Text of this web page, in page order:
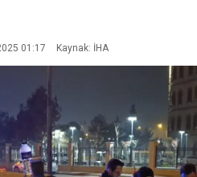
01:17 Kaynak: İHA